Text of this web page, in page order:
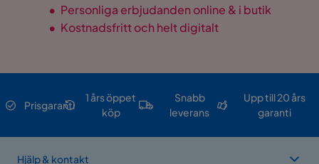
• Personliga erbjudanden online & i butik
• Kostnadsfritt och helt digitalt
Prisgaranti
1 års öppet
köp
Snabb
leverans
Upp till 20 års
garanti
Hjälp & kontakt